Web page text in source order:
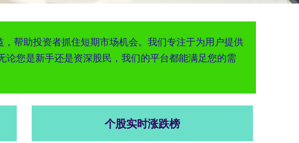
帮助投资者抓住短期市场机会。我们专注于为用户提供
您是新手还是资深股民，我们的平台都能满足您的需
个股实时涨跌榜